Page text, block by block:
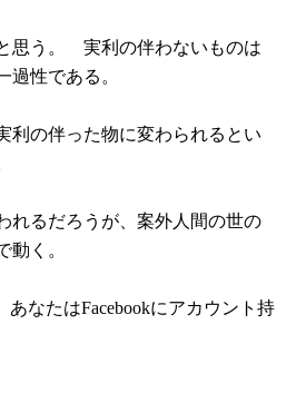
思う。 実利の伴わないものは
過性である。
利の伴った物に変わられるとい
れるだろうが、案外人間の世の
動く。
あなたはFacebookにアカウント持